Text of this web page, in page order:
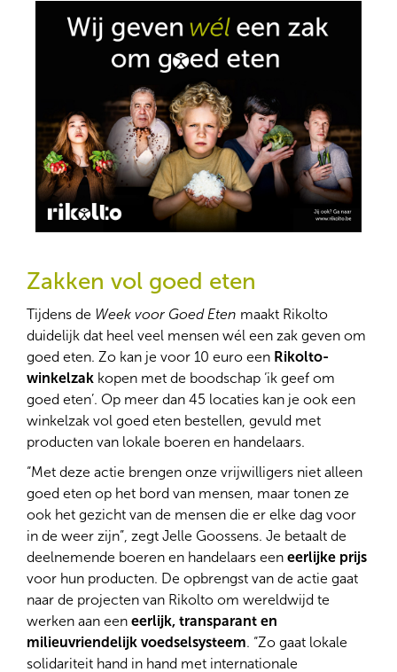
Zakken vol goed eten
Tijdens de Week voor Goed Eten maakt Rikolto
duidelijk dat heel veel mensen wél een zak geven om
goed eten. Zo kan je voor 10 euro een Rikolto-
winkelzak kopen met de boodschap ‘ik geef om
goed eten’. Op meer dan 45 locaties kan je ook een
winkelzak vol goed eten bestellen, gevuld met
producten van lokale boeren en handelaars.
“Met deze actie brengen onze vrijwilligers niet alleen
goed eten op het bord van mensen, maar tonen ze
ook het gezicht van de mensen die er elke dag voor
in de weer zijn”, zegt Jelle Goossens. Je betaalt de
deelnemende boeren en handelaars een eerlijke prijs
voor hun producten. De opbrengst van de actie gaat
naar de projecten van Rikolto om wereldwijd te
werken aan een eerlijk, transparant en
milieuvriendelijk voedselsysteem. “Zo gaat lokale
solidariteit hand in hand met internationale